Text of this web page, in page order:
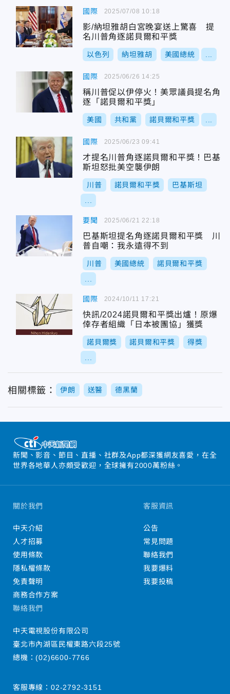
國際
影/納坦雅胡白宮晚宴送上驚喜 提
名川普角逐諾貝爾和平獎
以色列 納坦雅胡 美國總統
2025/07/08 10:18
國際
稱川普促以伊停火！美眾議員提名角
逐「諾貝爾和平獎」
美國 共和黨 諾貝爾和平獎
2025/06/26 14:25
國際
才提名川普角逐諾貝爾和平獎！巴基
斯坦怒批美空襲伊朗
川普 諾貝爾和平獎 巴基斯坦
2025/06/23 09:41
要聞
巴基斯坦提名角逐諾貝爾和平獎 川
普自嘲：我永遠得不到
川普 美國總統 諾貝爾和平獎
2025/06/21 22:18
國際
快訊/2024諾貝爾和平獎出爐！原爆
倖存者組織「日本被團協」獲獎
諾貝爾獎 諾貝爾和平獎 得獎
2024/10/11 17:21
相關標籤： 伊朗 送醫 德黑蘭
新聞、影音、節目、直播、社群及App都深獲網友喜愛，在全
世界各地華人亦頗受歡迎，全球擁有2000萬粉絲。
關於我們
中天介紹
人才招募
使用條款
隱私權條款
免責聲明
商務合作方案
客服資訊
公告
常見問題
聯絡我們
我要爆料
我要投稿
聯絡我們
中天電視股份有限公司
臺北市內湖區民權東路六段25號
總機：(02)6600-7766
客服專線： 02-2792-3151